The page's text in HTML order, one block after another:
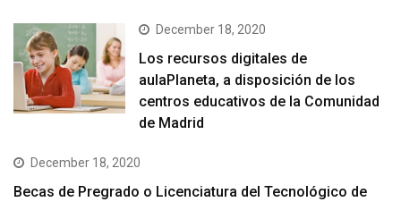
December 18, 2020
Los recursos digitales de
aulaPlaneta, a disposición de los
centros educativos de la Comunidad
de Madrid
December 18, 2020
Becas de Pregrado o Licenciatura del Tecnológico de